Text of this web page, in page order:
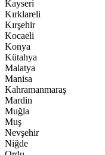
Kayseri
Kırklareli
Kırşehir
Kocaeli
Konya
Kütahya
Malatya
Manisa
Kahramanmaraş
Mardin
Muğla
Muş
Nevşehir
Niğde